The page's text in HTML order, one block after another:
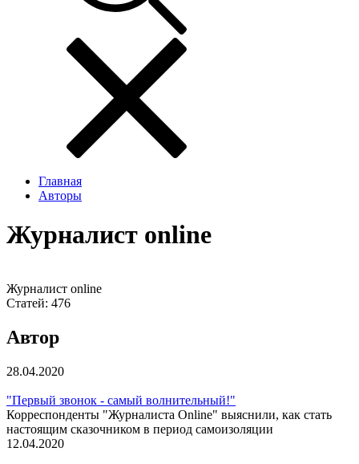
Главная
Авторы
Журналист online
Журналист online
Статей: 476
Автор
28.04.2020
"Первый звонок - самый волнительный!"
Корреспонденты "Журналиста Online" выяснили, как стать
настоящим сказочником в период самоизоляции
12.04.2020